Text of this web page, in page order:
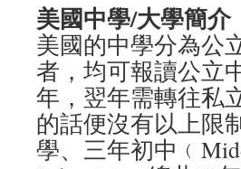
美國中學/大學簡介
美國的中學分為公
者，均可報讀公立
年，翌年需轉往私
的話便沒有以上限
學、三年初中